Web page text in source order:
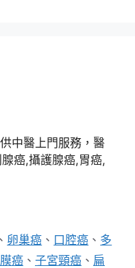
中醫上門服務，醫
癌,攝護腺癌,胃癌,
、 卵巢癌 、 口腔癌 、 多
癌 、 子宮頸癌 、 扁